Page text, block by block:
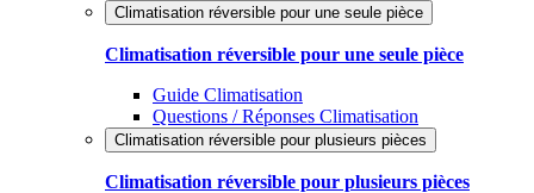
Climatisation réversible pour une seule pièce
Climatisation réversible pour une seule pièce
Guide Climatisation
Questions / Réponses Climatisation
Climatisation réversible pour plusieurs pièces
Climatisation réversible pour plusieurs pièces